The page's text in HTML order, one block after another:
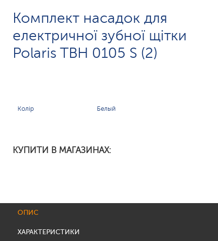
Комплект насадок для
електричної зубної щітки
Polaris TBH 0105 S (2)
Колір Белый
КУПИТИ В МАГАЗИНАХ:
ОПИС
ХАРАКТЕРИСТИКИ